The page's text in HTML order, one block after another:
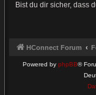
Bist du dir sicher, dass
HConnect Forum
Powered by phpBB®